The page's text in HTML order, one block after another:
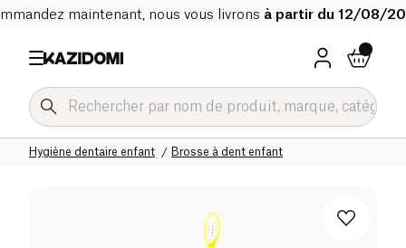
maintenant, nous vous livrons à partir du 12/08/
Brosse à dent enfant
Hygiène dentaire enfant
Hygiène et soins enfant
Bébé & Enfant
Accueil